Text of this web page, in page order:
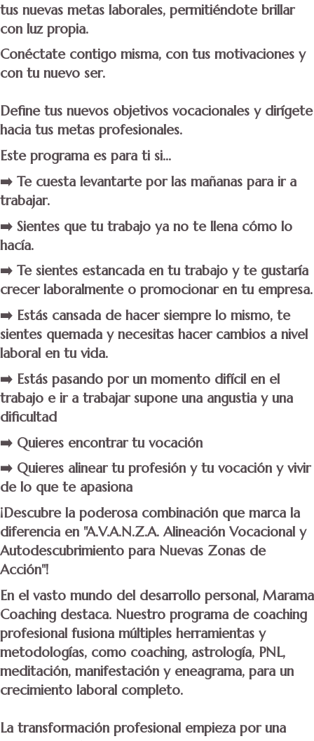
tus nuevas metas laborales, permitiéndote brillar
con luz propia.
Conéctate contigo misma, con tus motivaciones y
con tu nuevo ser.
Define tus nuevos objetivos vocacionales y dirígete
hacia tus metas profesionales.
Este programa es para ti si...
➡️ Te cuesta levantarte por las mañanas para ir a
trabajar.
➡️ Sientes que tu trabajo ya no te llena cómo lo
hacía.
➡️ Te sientes estancada en tu trabajo y te gustaría
crecer laboralmente o promocionar en tu empresa.
➡️ Estás cansada de hacer siempre lo mismo, te
sientes quemada y necesitas hacer cambios a nivel
laboral en tu vida.
➡️ Estás pasando por un momento difícil en el
trabajo e ir a trabajar supone una angustia y una
dificultad
➡️ Quieres encontrar tu vocación
➡️ Quieres alinear tu profesión y tu vocación y vivir
de lo que te apasiona
¡Descubre la poderosa combinación que marca la
diferencia en "A.V.A.N.Z.A. Alineación Vocacional y
Autodescubrimiento para Nuevas Zonas de
Acción"!
En el vasto mundo del desarrollo personal, Marama
Coaching destaca. Nuestro programa de coaching
profesional fusiona múltiples herramientas y
metodologías, como coaching, astrología, PNL,
meditación, manifestación y eneagrama, para un
crecimiento laboral completo.
La transformación profesional empieza por una